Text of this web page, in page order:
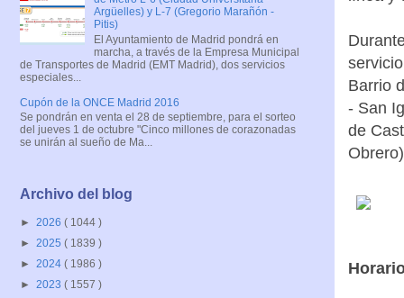
Barrio
- San
de
Argüelles) y L-7 (Gregorio Marañón -
Pitis)
El Ayuntamiento de Madrid pondrá en
marcha, a través de la Empresa Municipal
de Transportes de Madrid (EMT Madrid), dos servicios
especiales...
Cupón de la ONCE Madrid 2016
Se pondrán en venta el 28 de septiembre, para el sorteo
del jueves 1 de octubre "Cinco millones de corazonadas
se unirán al sueño de Ma...
Archivo del blog
► 2026 ( 1044 )
► 2025 ( 1839 )
► 2024 ( 1986 )
► 2023 ( 1557 )